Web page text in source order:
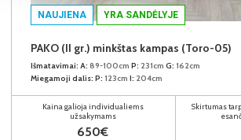
NAUJIENA YRA SANDĖLYJE
PAKO (II gr.) minkštas kampas (Toro-05)
Išmatavimai: A: 89-100cm P: 231cm G: 162cm
Miegamoji dalis: P: 123cm I: 204cm
Kaina galioja individualiems
užsakymams
650€
Skirtumas